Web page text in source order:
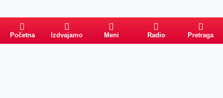
Početna Izdvajamo Meni Radio Pretraga